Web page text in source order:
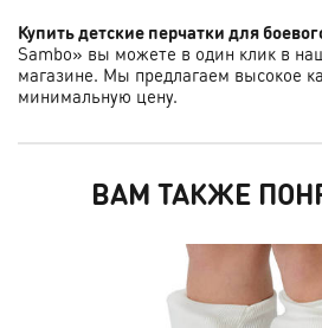
Купить детские перчатки для
Sambo» вы можете в один клик в
магазине. Мы предлагаем высокое
минимальную цену.
ВАМ ТАКЖЕ